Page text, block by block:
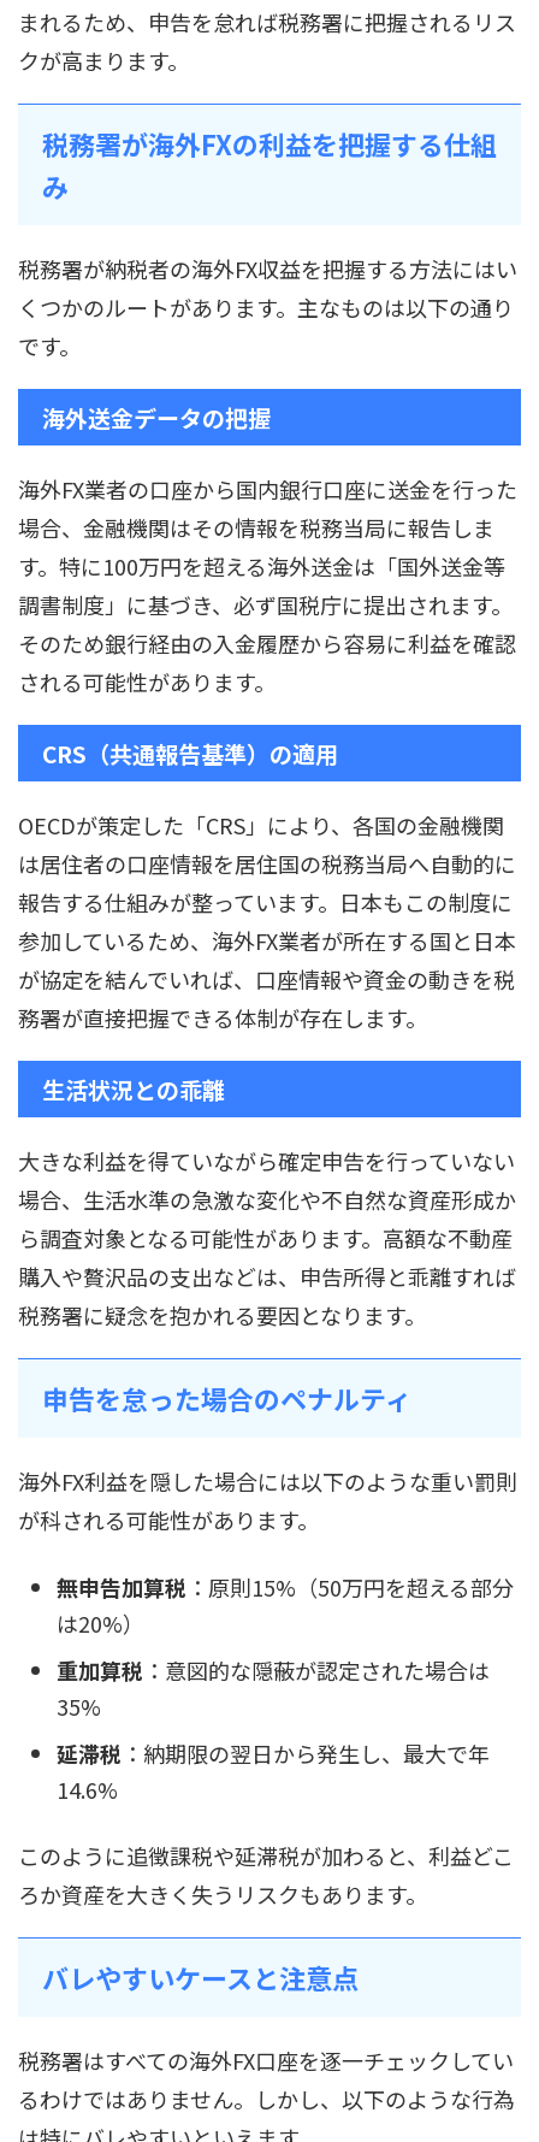
まれるため、申告を怠れば税務署に把握されるリス
クが高まります。
税務署が海外FXの利益を把握する仕組
み
税務署が納税者の海外FX収益を把握する方法にはい
くつかのルートがあります。主なものは以下の通り
です。
海外送金データの把握
海外FX業者の口座から国内銀行口座に送金を行った
場合、金融機関はその情報を税務当局に報告しま
す。特に100万円を超える海外送金は「国外送金等
調書制度」に基づき、必ず国税庁に提出されます。
そのため銀行経由の入金履歴から容易に利益を確認
される可能性があります。
CRS（共通報告基準）の適用
OECDが策定した「CRS」により、各国の金融機関
は居住者の口座情報を居住国の税務当局へ自動的に
報告する仕組みが整っています。日本もこの制度に
参加しているため、海外FX業者が所在する国と日本
が協定を結んでいれば、口座情報や資金の動きを税
務署が直接把握できる体制が存在します。
生活状況との乖離
大きな利益を得ていながら確定申告を行っていない
場合、生活水準の急激な変化や不自然な資産形成か
ら調査対象となる可能性があります。高額な不動産
購入や贅沢品の支出などは、申告所得と乖離すれば
税務署に疑念を抱かれる要因となります。
申告を怠った場合のペナルティ
海外FX利益を隠した場合には以下のような重い罰則
が科される可能性があります。
無申告加算税 ：原則15%（50万円を超える部分
は20%）
重加算税 ：意図的な隠蔽が認定された場合は
35%
延滞税 ：納期限の翌日から発生し、最大で年
14.6%
このように追徴課税や延滞税が加わると、利益どこ
ろか資産を大きく失うリスクもあります。
バレやすいケースと注意点
税務署はすべての海外FX口座を逐一チェックしてい
るわけではありません。しかし、以下のような行為